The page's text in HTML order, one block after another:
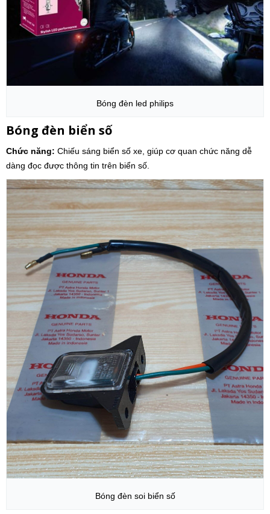
Bóng đèn led philips
Bóng đèn biển số
Chức năng: Chiếu sáng biển số xe, giúp cơ quan chức năng dễ
dàng đọc được thông tin trên biển số.
Bóng đèn soi biển số